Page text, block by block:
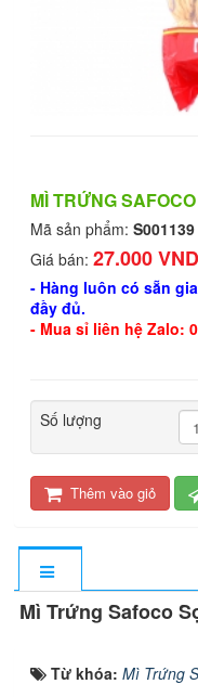
MÌ TRỨNG
Mã sản phẩm: S001139
Giá bán: 27.000 VND
- Hàng luôn có sẵn
đầy đủ.
- Mua sỉ liên hệ Zalo:
Số lượng
Thêm vào giỏ
Mì Trứng Safoco
Từ khóa: Mì Trứng